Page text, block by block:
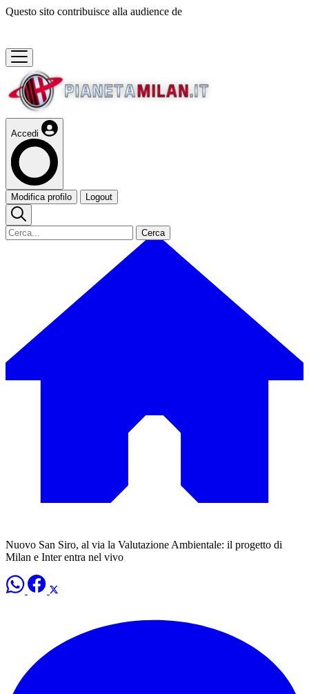
Questo sito contribuisce alla audience de
Accedi
Modifica profilo Logout
Cerca
Nuovo San Siro, al via la Valutazione Ambientale: il progetto di
Milan e Inter entra nel vivo